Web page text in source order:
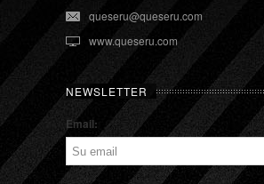
queseru@queseru.com
www.queseru.com
NEWSLETTER
Email: